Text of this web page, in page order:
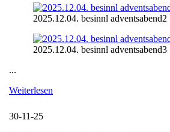
2025.12.04. besinnl adventsabend2
2025.12.04. besinnl adventsabend3
...
Weiterlesen
30-11-25